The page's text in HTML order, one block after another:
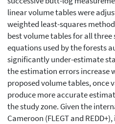
linear volume tables were
weighted least-squares
best volume tables for all three
equations used by the forests
significantly under-estimate
the estimation errors increase
proposed volume tables, once
produce more accurate
the study zone. Given the
Cameroon (FLEGT and